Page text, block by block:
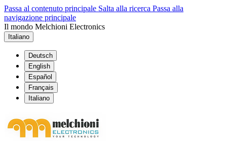
Passa al contenuto principale Salta alla ricerca Passa alla
navigazione principale
Il mondo Melchioni Electronics
Italiano
Deutsch
English
Español
Français
Italiano